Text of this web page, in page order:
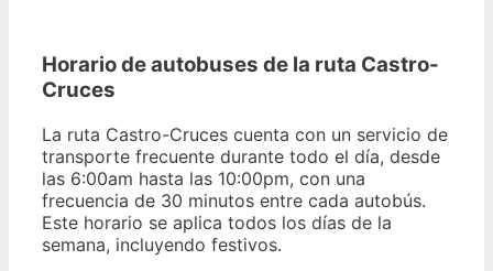
Horario de autobuses de la ruta Castro-
Cruces
La ruta Castro-Cruces cuenta con un servicio de
transporte frecuente durante todo el día, desde
las 6:00am hasta las 10:00pm, con una
frecuencia de 30 minutos entre cada autobús.
Este horario se aplica todos los días de la
semana, incluyendo festivos.